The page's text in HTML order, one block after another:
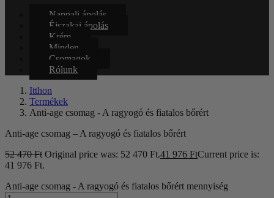
Nappali ápolás
Éjszakai ápolás
Krém
Minden
Csomagok
Rólunk
Itthon
Termékek
Anti-age csomag - A ragyogó és fiatalos bőrért
Anti-age csomag – A ragyogó és fiatalos bőrért
52 470Ft Original price was: 52 470 Ft.41 976 FtCurrent price is:
41 976 Ft.
Anti-age csomag - A ragyogó és fiatalos bőrért mennyiség